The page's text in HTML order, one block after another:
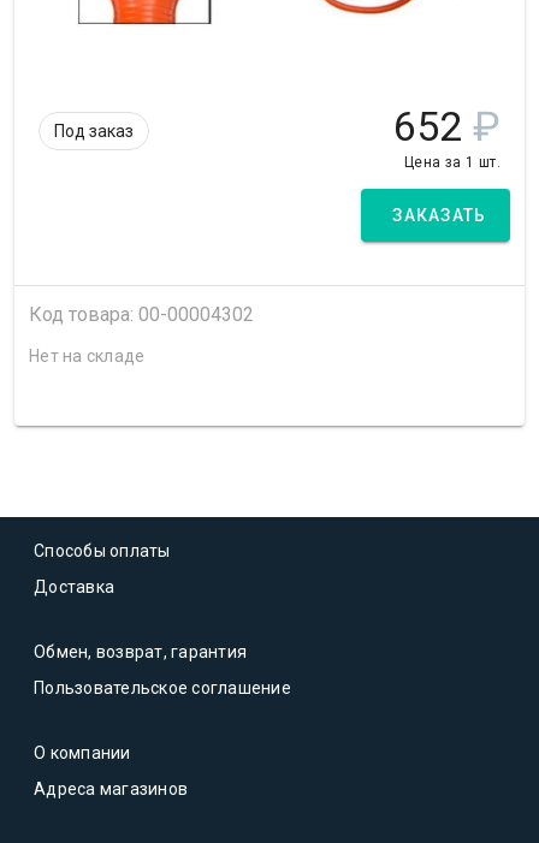
Под заказ 652 ₽
Цена за 1 шт.
ЗАКАЗАТЬ
Код товара: 00-00004302
Нет на складе
Способы оплаты
Доставка
Обмен, возврат, гарантия
Пользовательское соглашение
О компании
Адреса магазинов